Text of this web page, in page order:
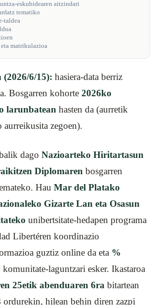
eskubidearen aitzindari
tematiko
taldea
matrikulazioa
(2026/6/15): hasiera-data berriz
Bosgarren kohorte 2026ko
larunbatean hasten da (aurretik
aurreikusita zegoen).
dago Nazioarteko Hiritartasun
Diplomaren bosgarren
Hau Mar del Platako
Gizarte Lan eta Osasun
unibertsitate-hedapen programa
Libertéren koordinazio
guztiz online da eta %
komunitate-laguntzari esker. Ikastaroa
25etik abenduaren 6ra bitartean
ordurekin, hilean behin diren zazpi